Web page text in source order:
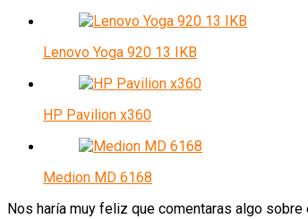
Lenovo Yoga 920 13 IKB
HP Pavilion x360
Medion MD 6168
Nos haría muy feliz que comentaras algo